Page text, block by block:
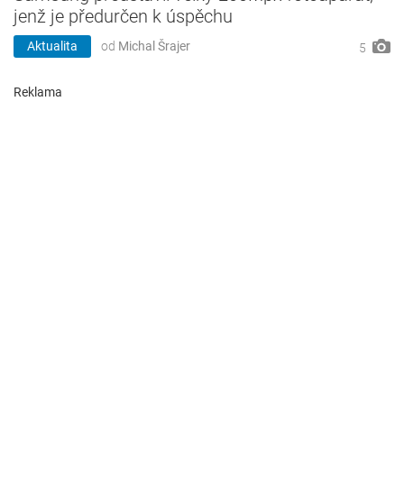
jenž je předurčen k úspěchu
Aktualita od Michal Šrajer 5
Reklama